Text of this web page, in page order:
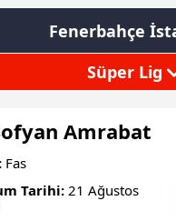
Fenerbahçe
Süper Lig
Amrabat
Fas
Tarihi: 21 Ağustos